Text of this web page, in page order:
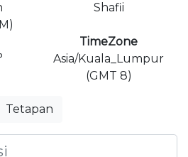
Shafii
TimeZone
Asia/Kuala_Lumpur
(GMT 8)
Tetapan